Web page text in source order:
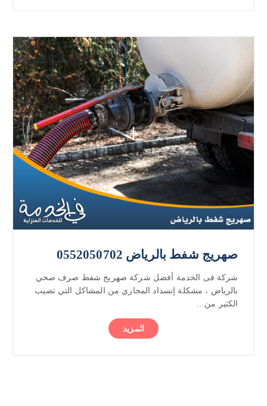
صهريج شفط بالرياض 0552050702
شركة فى الخدمة أفضل شركة صهريج شفط صرف صحي
بالرياض ، مشكلة إنسداد المجاري من المشاكل التي تصيب
الكثير من...
المزيد